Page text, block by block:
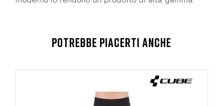
POTREBBE PIACERTI ANCHE